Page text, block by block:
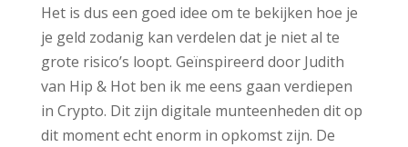
Het is dus een goed idee om te bekijken hoe je
je geld zodanig kan verdelen dat je niet al te
grote risico’s loopt. Geïnspireerd door Judith
van Hip & Hot ben ik me eens gaan verdiepen
in Crypto. Dit zijn digitale munteenheden dit op
dit moment echt enorm in opkomst zijn. De